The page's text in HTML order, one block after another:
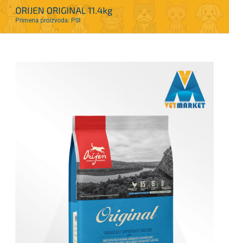
ORIJEN ORIGINAL 11.4kg
Primena proizvoda: PSI